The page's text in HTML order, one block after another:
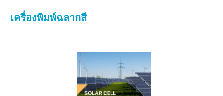
เครื่องพิมพ์ฉลากสี